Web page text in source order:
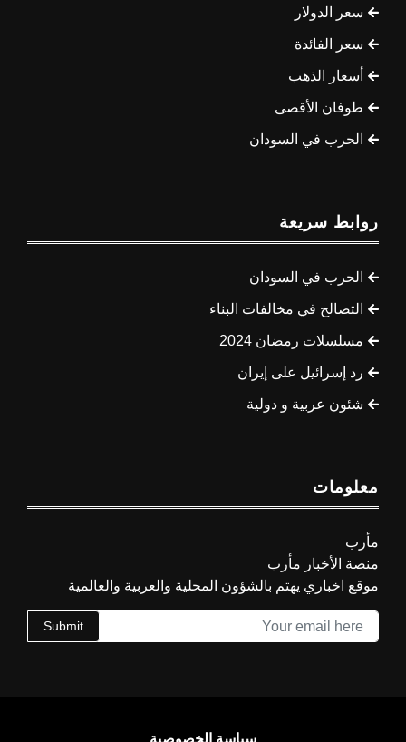
سعر الدولار
سعر الفائدة
أسعار الذهب
طوفان الأقصى
الحرب في السودان
روابط سريعة
الحرب في السودان
التصالح في مخالفات البناء
مسلسلات رمضان 2024
رد إسرائيل على إيران
شئون عربية و دولية
معلومات
مأرب
منصة الأخبار مأرب
موقع اخباري يهتم بالشؤون المحلية والعربية والعالمية
Submit